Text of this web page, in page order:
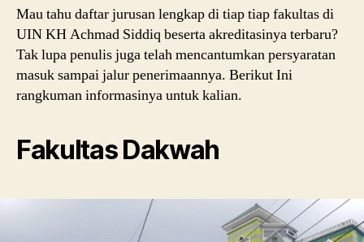
Mau tahu daftar jurusan lengkap di tiap tiap fakultas di
UIN KH Achmad Siddiq beserta akreditasinya terbaru?
Tak lupa penulis juga telah mencantumkan persyaratan
masuk sampai jalur penerimaannya. Berikut Ini
rangkuman informasinya untuk kalian.
Fakultas Dakwah